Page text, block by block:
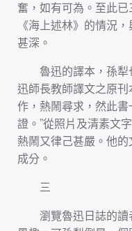
奮，如有可為。至此
《海上述林》的情況
甚深。
魯迅的譯本，孫犁
迅師長教師譯文之原
作，熱鬧尋求，然此
證。”從照片及清素文
熱鬧又律己甚嚴。他
成分。
三
瀏覽魯迅日誌的